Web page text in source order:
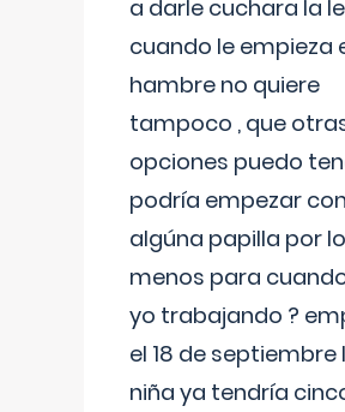
a darle cuchara la
cuando le empieza
hambre no quiere
tampoco , que
opciones puedo
podría empezar con
algúna papilla por lo
menos para
yo trabajando ?
el 18 de septiembre
niña ya tendría